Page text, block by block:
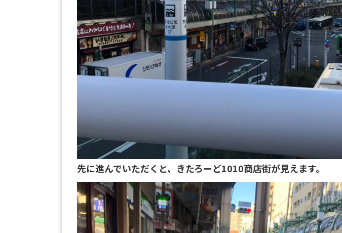
先に進んでいただくと、きたろーど1010商店街が見えます。